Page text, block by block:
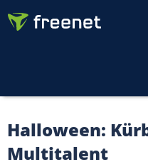
Halloween:
Multitalent